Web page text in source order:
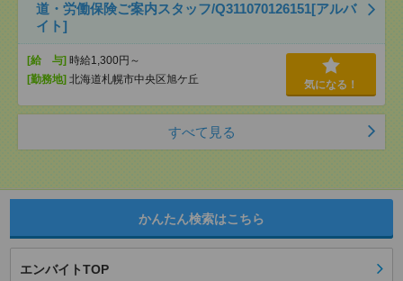
道・労働保険ご案内スタッフ/Q311070126151[アルバ
イト]
[給 与] 時給1,300円～
[勤務地] 北海道札幌市中央区旭ケ丘 気になる！
すべて見る
かんたん検索はこちら
エンバイトTOP